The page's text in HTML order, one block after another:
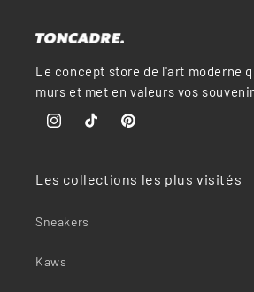
Le concept store de l'art moderne
murs et met en valeurs vos
InstagramTikTok Pinterest
Les collections les plus visités
Sneakers
Kaws